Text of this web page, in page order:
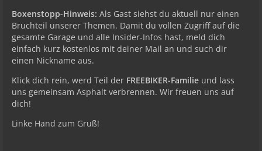
Boxenstopp-Hinweis: Als Gast siehst du aktuell nur einen
Bruchteil unserer Themen. Damit du vollen Zugriff auf die
gesamte Garage und alle Insider-Infos hast, meld dich
einfach kurz kostenlos mit deiner Mail an und such dir
einen Nickname aus.
Klick dich rein, werd Teil der FREEBIKER-Familie und lass
uns gemeinsam Asphalt verbrennen. Wir freuen uns auf
dich!
Linke Hand zum Gruß!